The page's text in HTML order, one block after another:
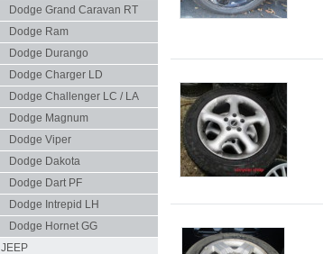
Dodge Grand Caravan RT
Dodge Ram
Dodge Durango
Dodge Charger LD
Dodge Challenger LC / LA
Dodge Magnum
Dodge Viper
Dodge Dakota
Dodge Dart PF
Dodge Intrepid LH
Dodge Hornet GG
JEEP